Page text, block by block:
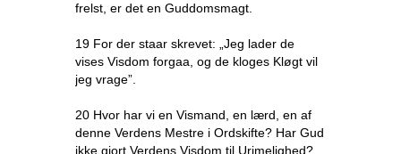
frelst, er det en Guddomsmagt.
19 For der staar skrevet: „Jeg lader de
vises Visdom forgaa, og de kloges Kløgt vil
jeg vrage”.
20 Hvor har vi en Vismand, en lærd, en af
denne Verdens Mestre i Ordskifte? Har Gud
ikke gjort Verdens Visdom til Urimelighed?